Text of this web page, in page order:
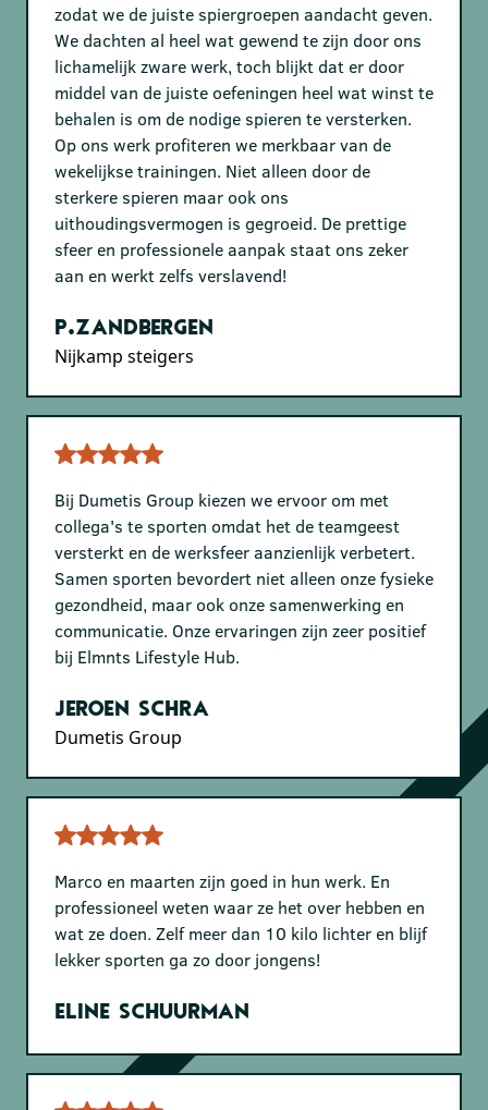
zodat we de juiste spiergroepen aandacht geven.
We dachten al heel wat gewend te zijn door ons
lichamelijk zware werk, toch blijkt dat er door
middel van de juiste oefeningen heel wat winst te
behalen is om de nodige spieren te versterken.
Op ons werk profiteren we merkbaar van de
wekelijkse trainingen. Niet alleen door de
sterkere spieren maar ook ons
uithoudingsvermogen is gegroeid. De prettige
sfeer en professionele aanpak staat ons zeker
aan en werkt zelfs verslavend!
P.Zandbergen
Nijkamp steigers
Bij Dumetis Group kiezen we ervoor om met
collega's te sporten omdat het de teamgeest
versterkt en de werksfeer aanzienlijk verbetert.
Samen sporten bevordert niet alleen onze fysieke
gezondheid, maar ook onze samenwerking en
communicatie. Onze ervaringen zijn zeer positief
bij Elmnts Lifestyle Hub.
Jeroen Schra
Dumetis Group
Marco en maarten zijn goed in hun werk. En
professioneel weten waar ze het over hebben en
wat ze doen. Zelf meer dan 10 kilo lichter en blijf
lekker sporten ga zo door jongens!
Eline Schuurman